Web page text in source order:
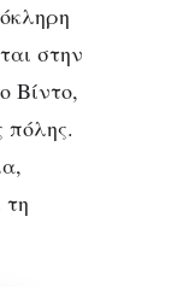
στην
Βίντο,
πόλης.